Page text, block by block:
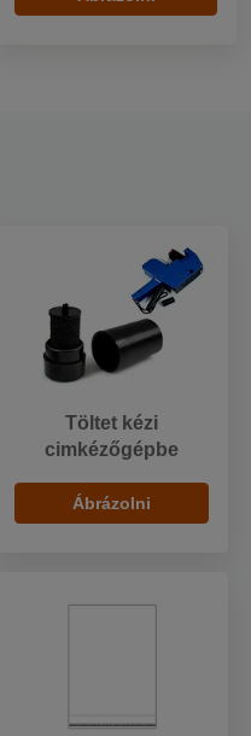
Töltet kézi
cimkézőgépbe
Ábrázolni